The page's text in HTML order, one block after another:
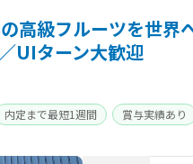
の高級フルーツを世
UIターン大歓迎
内定まで最短1週間 賞与実績あり